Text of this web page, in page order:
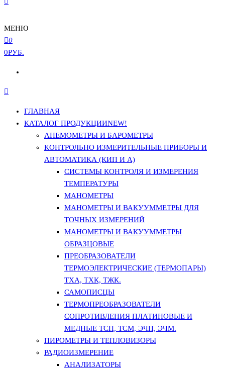
МЕНЮ
0
0РУБ.
ГЛАВНАЯ
КАТАЛОГ ПРОДУКЦИИNEW!
АНЕМОМЕТРЫ И БАРОМЕТРЫ
КОНТРОЛЬНО ИЗМЕРИТЕЛЬНЫЕ ПРИБОРЫ И
АВТОМАТИКА (КИП И А)
СИСТЕМЫ КОНТРОЛЯ И ИЗМЕРЕНИЯ
ТЕМПЕРАТУРЫ
МАНОМЕТРЫ
МАНОМЕТРЫ И ВАКУУММЕТРЫ ДЛЯ
ТОЧНЫХ ИЗМЕРЕНИЙ
МАНОМЕТРЫ И ВАКУУММЕТРЫ
ОБРАЗЦОВЫЕ
ПРЕОБРАЗОВАТЕЛИ
ТЕРМОЭЛЕКТРИЧЕСКИЕ (ТЕРМОПАРЫ)
ТХА, ТХК, ТЖК.
САМОПИСЦЫ
ТЕРМОПРЕОБРАЗОВАТЕЛИ
СОПРОТИВЛЕНИЯ ПЛАТИНОВЫЕ И
МЕДНЫЕ ТСП, ТСМ, ЭЧП, ЭЧМ.
ПИРОМЕТРЫ И ТЕПЛОВИЗОРЫ
РАДИОИЗМЕРЕНИЕ
АНАЛИЗАТОРЫ